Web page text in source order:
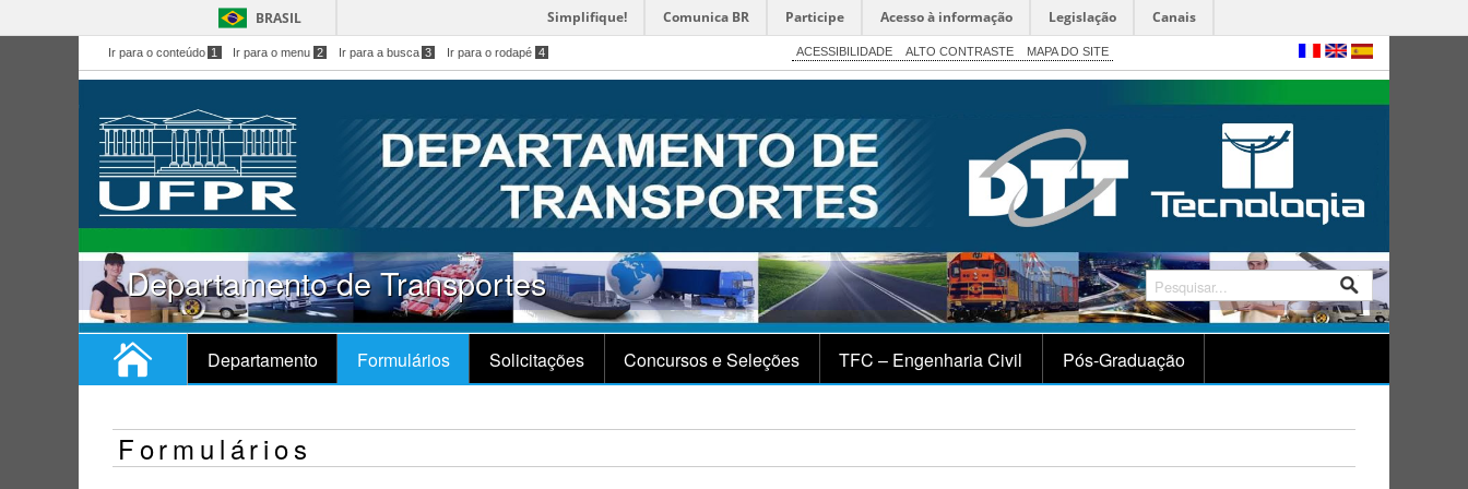
BRASIL Simplifique! Comunica BR Participe Acesso à informação Legislação Canais
Ir para o conteúdo 1 Ir para o menu 2 Ir para a busca 3 Ir para o rodapé 4 ACESSIBILIDADE ALTO CONTRASTE MAPA DO SITE
Departamento de Transportes
Departamento Formulários Solicitações Concursos e Seleções TFC – Engenharia Civil Pós-Graduação
Formulários